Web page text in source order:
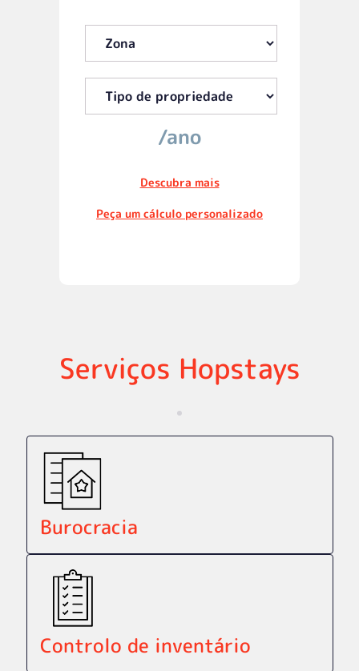
/ano
Descubra mais
Peça um cálculo personalizado
Serviços Hopstays
Burocracia
Controlo de inventário